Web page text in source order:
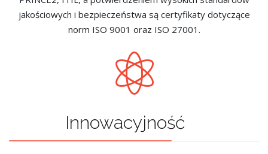
jakościowych i bezpieczeństwa są certyfikaty dotyczące
norm ISO 9001 oraz ISO 27001.
Innowacyjność